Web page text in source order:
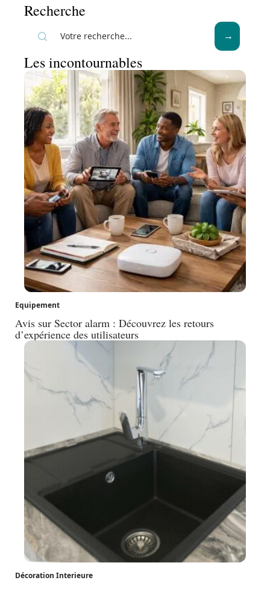
Recherche
Les incontournables
Equipement
Avis sur Sector alarm : Découvrez les retours
d’expérience des utilisateurs
Décoration Interieure